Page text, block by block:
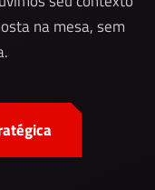
na mesa, sem